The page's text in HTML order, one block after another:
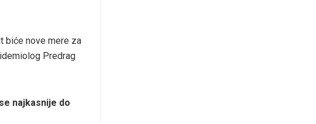
biće nove mere za
Predrag
najkasnije do